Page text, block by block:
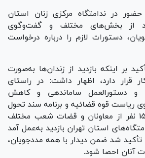
در ندامتگاه مرکزی زنان استان
از بخش‌های مختلف و گفت‌وگوی
دستورات لازم را درباره درخواست
بر اینکه بازدید از زندان‌ها به‌صورت
قرار دارد، اظهار داشت: در راستای
و دستورالعمل ساماندهی و کاهش
ریاست قوه قضائیه و برنامه سند تحول
قضایی، به همراه ۱۵۳ نفر از معاونان و قضات شعب مختلف
استان تهران بازدید به‌عمل آمد
شد ضمن دیدار با همه مددجویان،
آنان احصا شود.